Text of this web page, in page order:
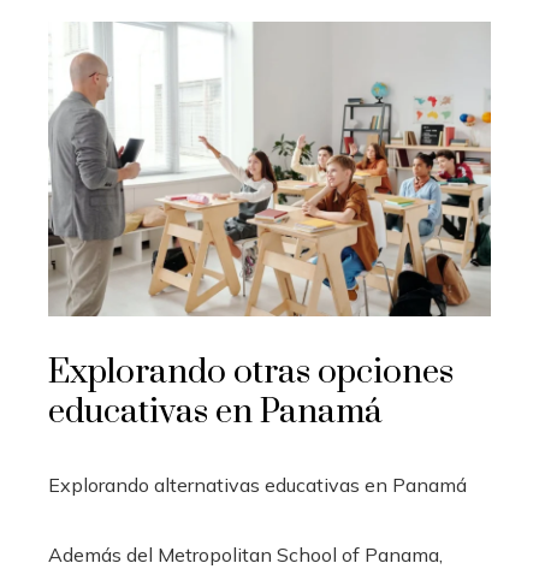
Explorando otras opciones
educativas en Panamá
Explorando alternativas educativas en Panamá
Además del Metropolitan School of Panama,